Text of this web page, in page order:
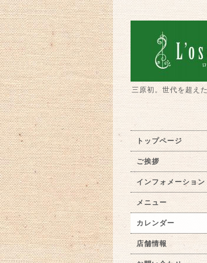
三原初。世代を超え
トップページ
ご挨拶
インフォメーション
メニュー
カレンダー
店舗情報